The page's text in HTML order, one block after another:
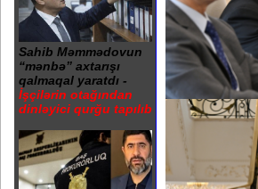
Sahib Məmmədovun
“mənbə” axtarışı
qalmaqal yaratdı -
İşçilərin otağından
dinləyici qurğu tapılıb